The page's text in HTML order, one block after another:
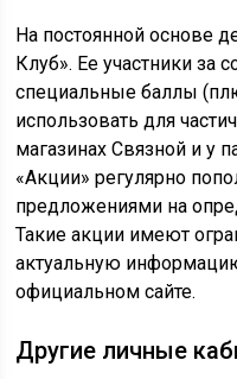
На постоянной основе
Клуб». Ее участники за
специальные баллы
использовать для
магазинах Связной и у
«Акции» регулярно
предложениями на
Такие акции имеют
актуальную
официальном сайте.
Другие личные